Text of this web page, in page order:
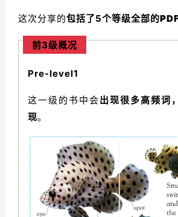
这次分享的包括了5个等级全部的
前3级概况
Pre-level1
这一级的书中会出现很多高频词
现。